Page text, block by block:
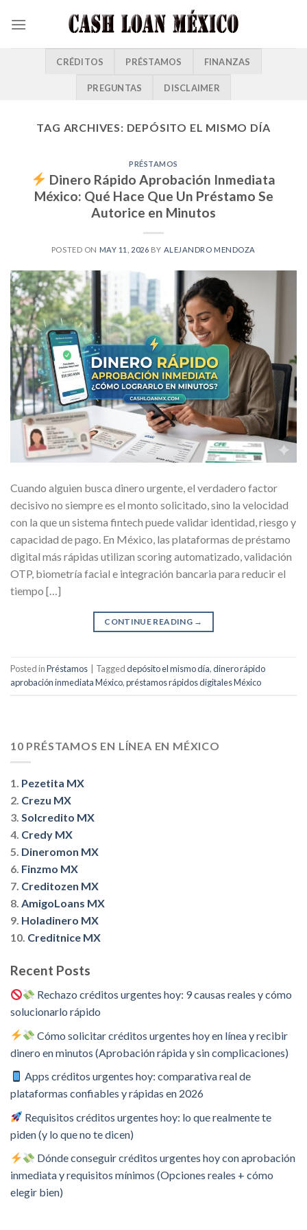
CRÉDITOS PRÉSTAMOS FINANZAS
PREGUNTAS DISCLAIMER
TAG ARCHIVES: DEPÓSITO EL MISMO DÍA
PRÉSTAMOS
Dinero Rápido Aprobación Inmediata
México: Qué Hace Que Un Préstamo Se
Autorice en Minutos
POSTED ON MAY 11, 2026 BY ALEJANDRO MENDOZA
Cuando alguien busca dinero urgente, el verdadero factor
decisivo no siempre es el monto solicitado, sino la velocidad
con la que un sistema fintech puede validar identidad, riesgo y
capacidad de pago. En México, las plataformas de préstamo
digital más rápidas utilizan scoring automatizado, validación
OTP, biometría facial e integración bancaria para reducir el
tiempo […]
CONTINUE READING →
Posted inPréstamos Taggeddepósito el mismo día,dinero rápido
aprobación inmediata México,préstamos rápidos digitales México
10 PRÉSTAMOS EN LÍNEA EN MÉXICO
1. Pezetita MX
2. Crezu MX
3. Solcredito MX
4. Credy MX
5. Dineromon MX
6. Finzmo MX
7. Creditozen MX
8. AmigoLoans MX
9. Holadinero MX
10. Creditnice MX
Recent Posts
Rechazo créditos urgentes hoy: 9 causas reales y cómo
solucionarlo rápido
Cómo solicitar créditos urgentes hoy en línea y recibir
dinero en minutos (Aprobación rápida y sin complicaciones)
Apps créditos urgentes hoy: comparativa real de
plataformas confiables y rápidas en 2026
Requisitos créditos urgentes hoy: lo que realmente te
piden (y lo que no te dicen)
Dónde conseguir créditos urgentes hoy con aprobación
inmediata y requisitos mínimos (Opciones reales + cómo
elegir bien)